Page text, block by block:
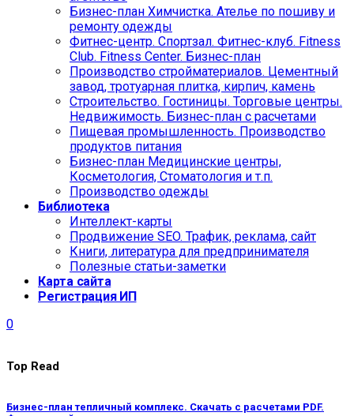
Бизнес-план Химчистка. Ателье по пошиву и
ремонту одежды
Фитнес-центр. Спортзал. Фитнес-клуб. Fitness
Club. Fitness Center. Бизнес-план
Производство стройматериалов. Цементный
завод, тротуарная плитка, кирпич, камень
Строительство. Гостиницы. Торговые центры.
Недвижимость. Бизнес-план с расчетами
Пищевая промышленность. Производство
продуктов питания
Бизнес-план Медицинские центры,
Косметология, Стоматология и т.п.
Производство одежды
Библиотека
Интеллект-карты
Продвижение SEO. Трафик, реклама, сайт
Книги, литература для предпринимателя
Полезные статьи-заметки
Карта сайта
Регистрация ИП
0
Top Read
Бизнес-план тепличный комплекс. Скачать с расчетами PDF.